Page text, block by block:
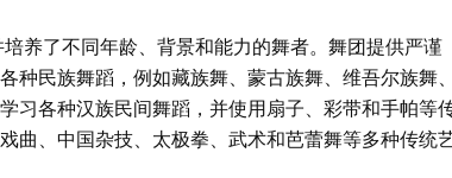
养了不同年龄、背景和能力的舞者。舞团提供严谨
民族舞蹈，例如藏族舞、蒙古族舞、维吾尔族舞、
习各种汉族民间舞蹈，并使用扇子、彩带和手帕等
曲、中国杂技、太极拳、武术和芭蕾舞等多种传统